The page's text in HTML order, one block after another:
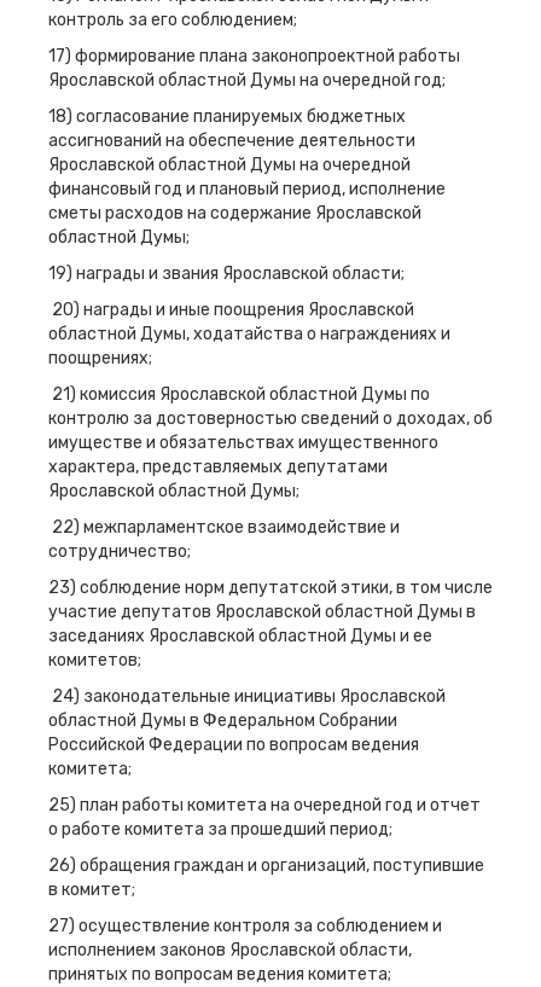
контроль за его соблюдением;
17) формирование плана законопроектной работы
Ярославской областной Думы на очередной год;
18) согласование планируемых бюджетных
ассигнований на обеспечение деятельности
Ярославской областной Думы на очередной
финансовый год и плановый период, исполнение
сметы расходов на содержание Ярославской
областной Думы;
19) награды и звания Ярославской области;
20) награды и иные поощрения Ярославской
областной Думы, ходатайства о награждениях и
поощрениях;
21) комиссия Ярославской областной Думы по
контролю за достоверностью сведений о доходах, об
имуществе и обязательствах имущественного
характера, представляемых депутатами
Ярославской областной Думы;
22) межпарламентское взаимодействие и
сотрудничество;
23) соблюдение норм депутатской этики, в том числе
участие депутатов Ярославской областной Думы в
заседаниях Ярославской областной Думы и ее
комитетов;
24) законодательные инициативы Ярославской
областной Думы в Федеральном Собрании
Российской Федерации по вопросам ведения
комитета;
25) план работы комитета на очередной год и отчет
о работе комитета за прошедший период;
26) обращения граждан и организаций, поступившие
в комитет;
27) осуществление контроля за соблюдением и
исполнением законов Ярославской области,
принятых по вопросам ведения комитета;